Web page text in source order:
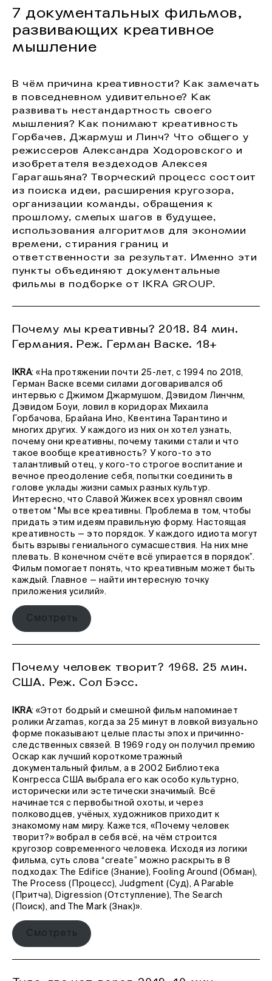
7 документальных фильмов,
развивающих креативное
мышление
В чём причина креативности? Как замечать
в повседневном удивительное? Как
развивать нестандартность своего
мышления? Как понимают креативность
Горбачев, Джармуш и Линч? Что общего у
режиссеров Александра Ходоровского и
изобретателя вездеходов Алексея
Гарагашьяна? Творческий процесс состоит
из поиска идеи, расширения кругозора,
организации команды, обращения к
прошлому, смелых шагов в будущее,
использования алгоритмов для экономии
времени, стирания границ и
ответственности за результат. Именно эти
пункты объединяют документальные
фильмы в подборке от IKRA GROUP.
Почему мы креативны? 2018. 84 мин.
Германия. Реж. Герман Васке. 18+
IKRA: «На протяжении почти 25-лет, с 1994 по 2018,
Герман Васке всеми силами договаривался об
интервью с Джимом Джармушом, Дэвидом Линчнм,
Дэвидом Боуи, ловил в коридорах Михаила
Горбачова, Брайана Ино, Квентина Тарантино и
многих других. У каждого из них он хотел узнать,
почему они креативны, почему такими стали и что
такое вообще креативность? У кого-то это
талантливый отец, у кого-то строгое воспитание и
вечное преодоление себя, попытки соединить в
голове уклады жизни самых разных культур.
Интересно, что Славой Жижек всех уровнял своим
ответом “Мы все креативны. Проблема в том, чтобы
придать этим идеям правильную форму. Настоящая
креативность — это порядок. У каждого идиота могут
быть взрывы гениального сумасшествия. На них мне
плевать. В конечном счёте всё упирается в порядок”.
Фильм помогает понять, что креативным может быть
каждый. Главное — найти интересную точку
приложения усилий».
Смотреть
Почему человек творит? 1968. 25 мин.
США. Реж. Сол Бэсс.
IKRA: «Этот бодрый и смешной фильм напоминает
ролики Arzamas, когда за 25 минут в ловкой визуально
форме показывают целые пласты эпох и причинно-
следственных связей. В 1969 году он получил премию
Оскар как лучший короткометражный
документальный фильм, а в 2002 Библиотека
Конгресса США выбрала его как особо культурно,
исторически или эстетически значимый. Всё
начинается с первобытной охоты, и через
полководцев, учёных, художников приходит к
знакомому нам миру. Кажется, «Почему человек
творит?» вобрал в себя всё, на чём строится
кругозор современного человека. Исходя из логики
фильма, суть слова “create” можно раскрыть в 8
подходах: The Edifice (Знание), Fooling Around (Обман),
The Process (Процесс), Judgment (Суд), A Parable
(Притча), Digression (Отступление), The Search
(Поиск), and The Mark (Знак)».
Смотреть